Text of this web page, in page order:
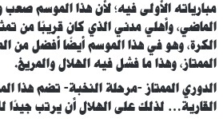
مبارياته الأولى فيه؛ لأن هذا الموسم
الماضي، وأهلي مدني الذي كان قريبًا من
الكرة، وهو في هذا الموسم أيضًا أفضل من
الممتاز، وهذا ما فشل فيه الهلال والمريخ.
الدوري الممتاز -مرحلة النخبة- تضم هذا
القارية… لذلك على الهلال أن يرتب جيدًا